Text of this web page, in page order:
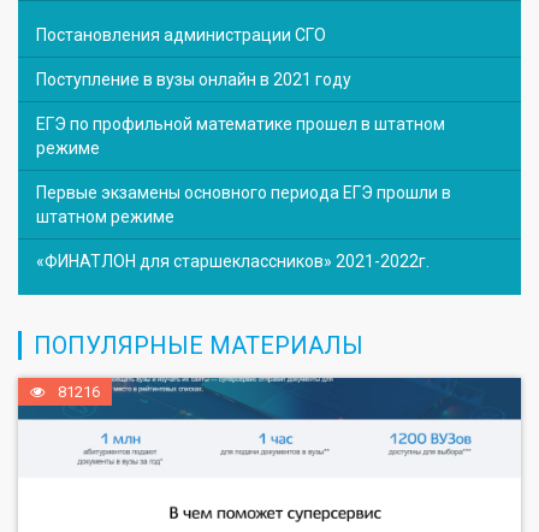
Постановления администрации СГО
Поступление в вузы онлайн в 2021 году
ЕГЭ по профильной математике прошел в штатном
режиме
Первые экзамены основного периода ЕГЭ прошли в
штатном режиме
«ФИНАТЛОН для старшеклассников» 2021-2022г.
ПОПУЛЯРНЫЕ МАТЕРИАЛЫ
81216